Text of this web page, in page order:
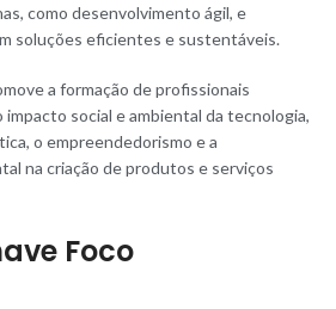
como desenvolvimento ágil, e
soluções eficientes e sustentáveis.
a formação de profissionais
social e ambiental da tecnologia,
o empreendedorismo e a
na criação de produtos e serviços
Foco